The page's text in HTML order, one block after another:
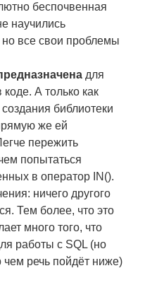
беспочвенная
научились
но все свои проблемы
для
А только как
библиотеки
же ей
пережить
попытаться
в оператор IN().
ничего другого
Тем более, что это
много того, что
работы с SQL (но
речь пойдёт ниже)